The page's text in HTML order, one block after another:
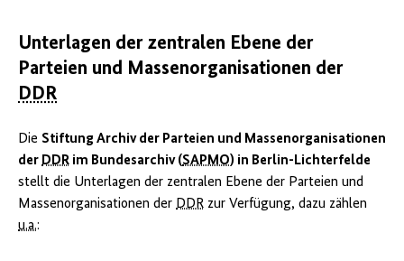
Unterlagen der zentralen Ebene der
Parteien und Massenorganisationen der
DDR
Die Stiftung Archiv der Parteien und Massenorganisationen
der DDR im Bundesarchiv (SAPMO) in Berlin-Lichterfelde
stellt die Unterlagen der zentralen Ebene der Parteien und
Massenorganisationen der DDR zur Verfügung, dazu zählen
u.a.: